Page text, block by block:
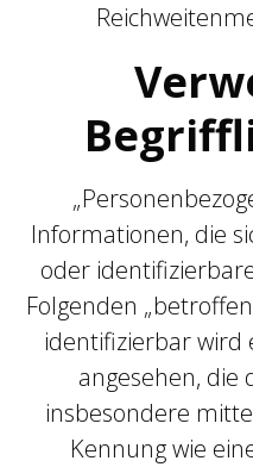
Informationen, die
oder
Folgenden
identifizierbar wird
angesehen, die
insbesondere
Kennung wie